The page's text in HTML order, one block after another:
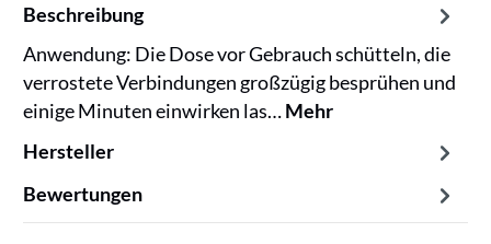
Beschreibung
Anwendung: Die Dose vor Gebrauch schütteln, die
verrostete Verbindungen großzügig besprühen und
einige Minuten einwirken las…Mehr
Hersteller
Bewertungen